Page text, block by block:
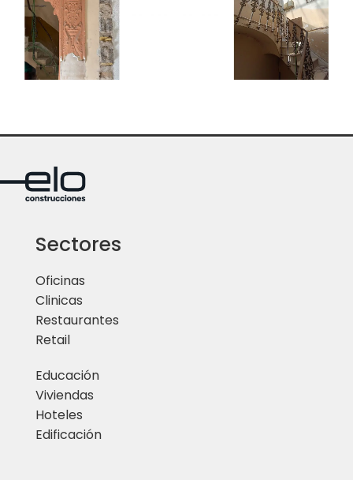
Sectores
Oficinas
Clinicas
Restaurantes
Retail
Educación
Viviendas
Hoteles
Edificación